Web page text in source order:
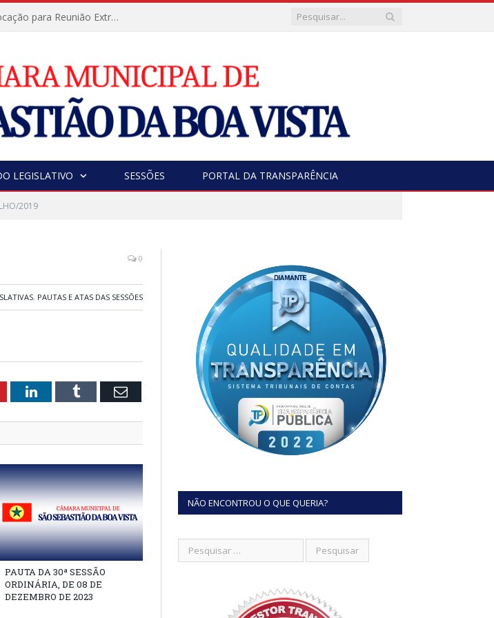
Ofício de Convocação Nº 011/2026: Convocação para Reunião Extraordinária no dia 16/01/2026
LEGISLATIVO SESSÕES PORTAL DA TRANSPARÊNCIA
2019
0
, PAUTAS E ATAS DAS SESSÕES
LinkedInTumblr Email
PAUTA DA 30ª SESSÃO
ORDINÁRIA, DE 08 DE
DEZEMBRO DE 2023
NÃO ENCONTROU O QUE QUERIA?